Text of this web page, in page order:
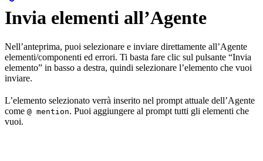
Invia elementi all’Agente
Nell’anteprima, puoi selezionare e inviare direttamente all’Agente
elementi/componenti ed errori. Ti basta fare clic sul pulsante “Invia
elemento” in basso a destra, quindi selezionare l’elemento che vuoi
inviare.
L’elemento selezionato verrà inserito nel prompt attuale dell’Agente
come @ mention. Puoi aggiungere al prompt tutti gli elementi che
vuoi.